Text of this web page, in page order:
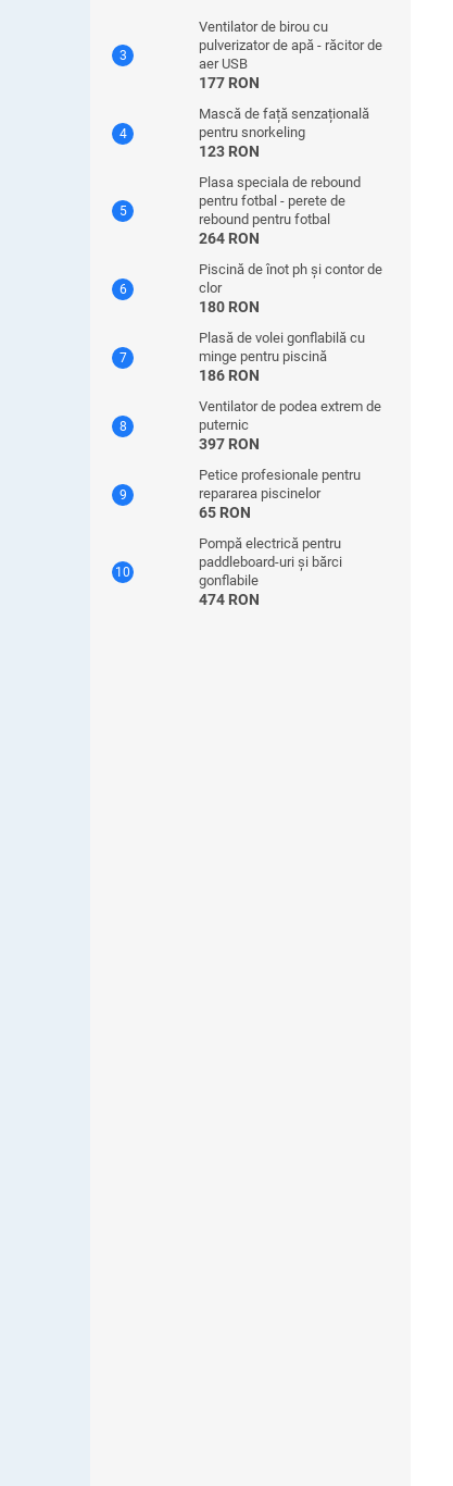
Ventilator de birou cu
pulverizator de apă - răcitor de
aer USB
177 RON
Mască de față senzațională
pentru snorkeling
123 RON
Plasa speciala de rebound
pentru fotbal - perete de
rebound pentru fotbal
264 RON
Piscină de înot ph și contor de
clor
180 RON
Plasă de volei gonflabilă cu
minge pentru piscină
186 RON
Ventilator de podea extrem de
puternic
397 RON
Petice profesionale pentru
repararea piscinelor
65 RON
Pompă electrică pentru
paddleboard-uri și bărci
gonflabile
474 RON